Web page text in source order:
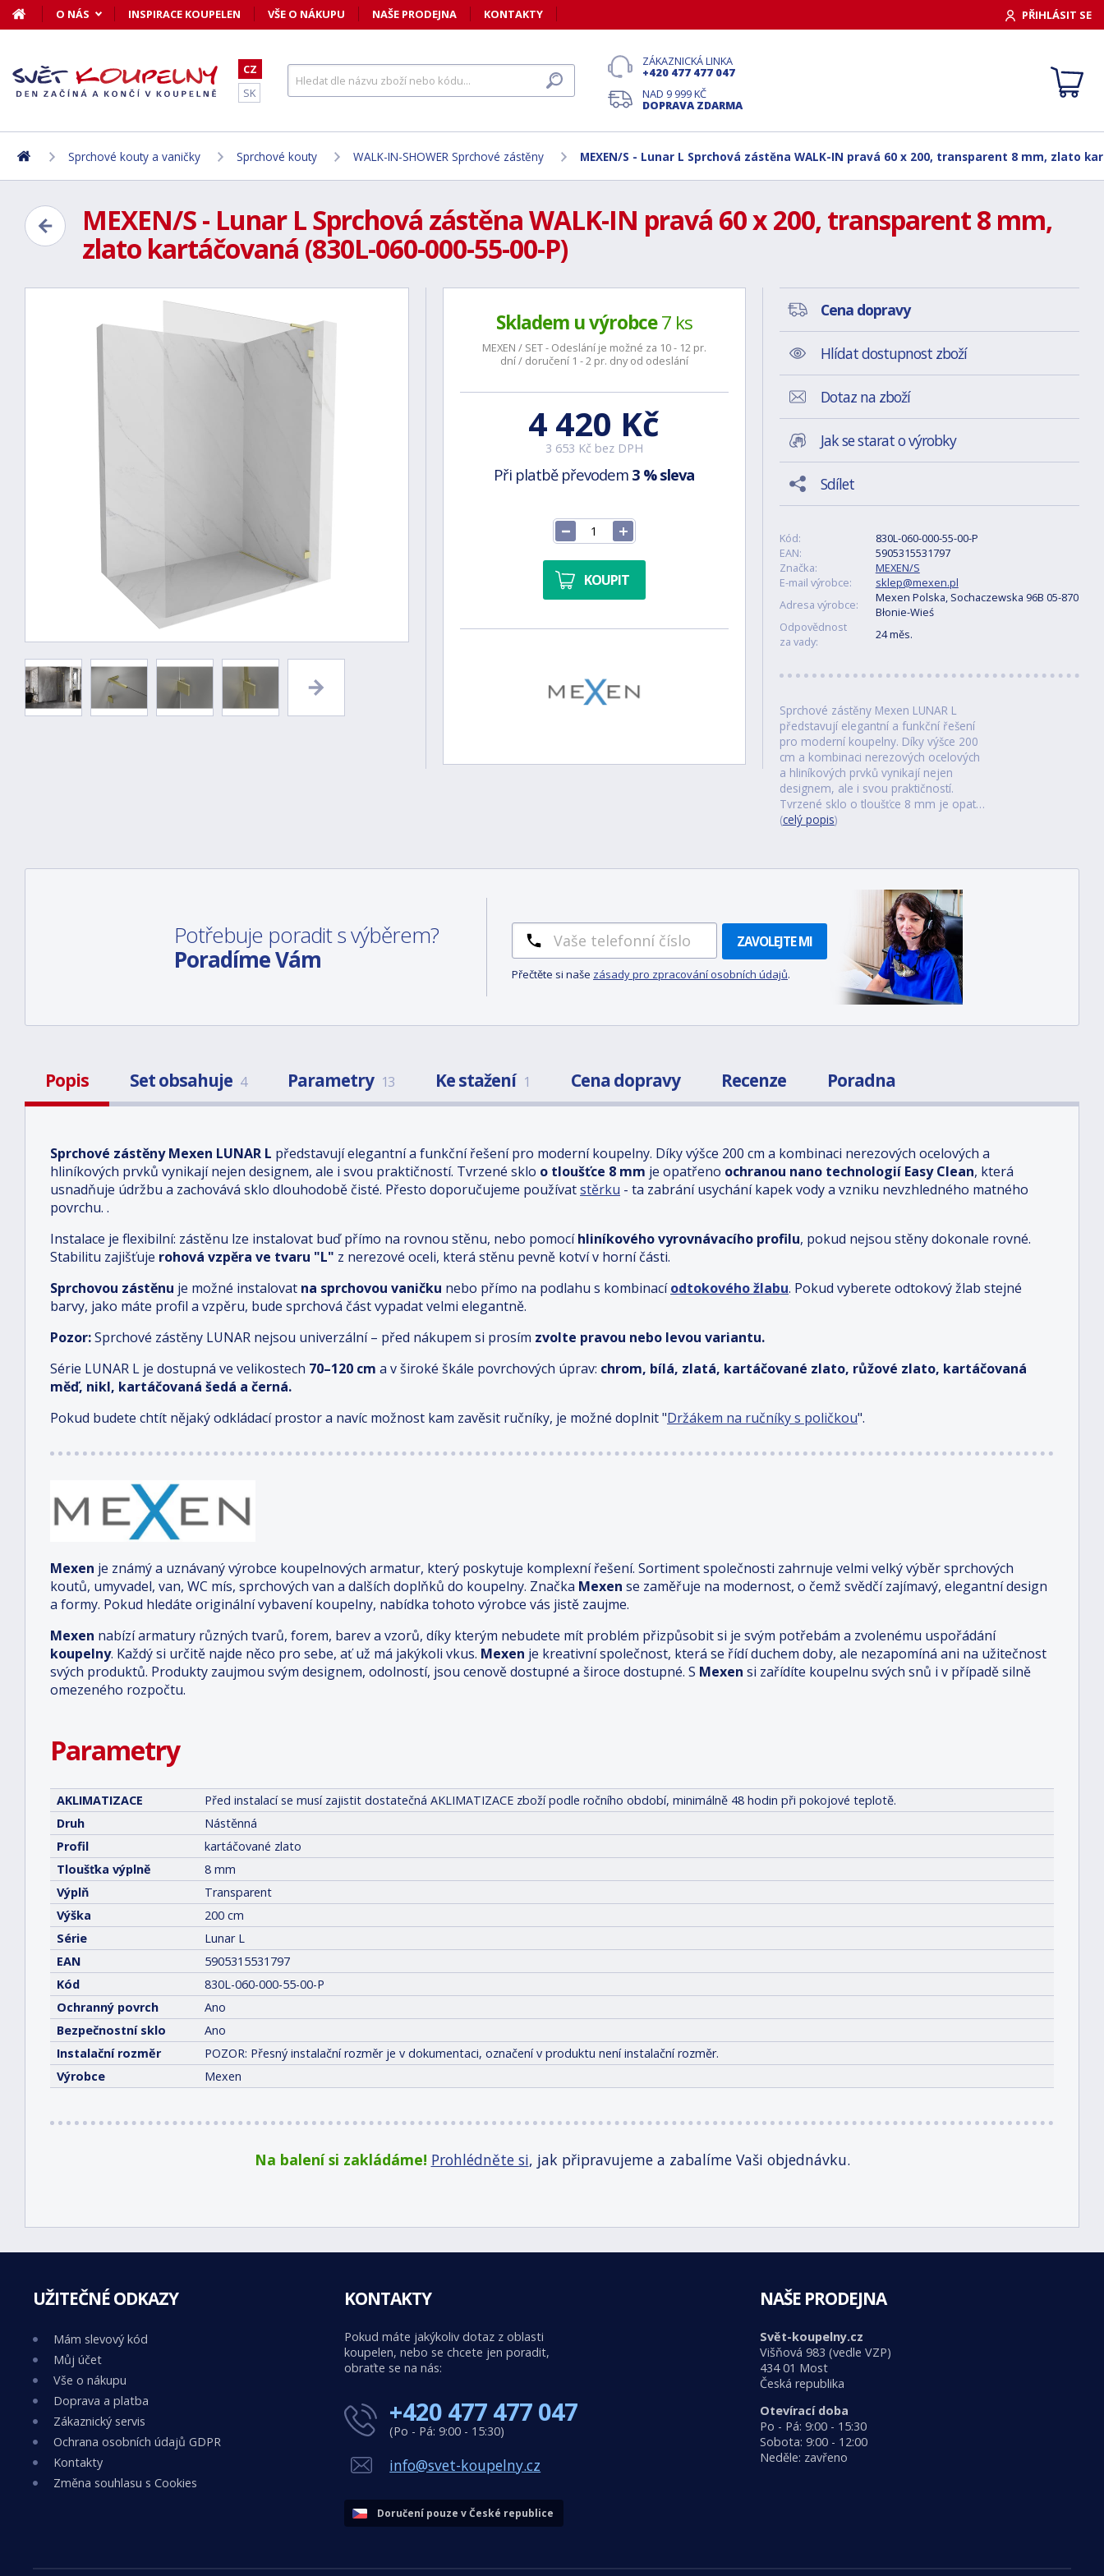
O NÁS INSPIRACE KOUPELEN VŠE O NÁKUPU NAŠE PRODEJNA KONTAKTY PŘIHLÁSIT SE
CZ
SK
ZÁKAZNICKÁ LINKA
+420 477 477 047
NAD 9 999 KČ
DOPRAVA ZDARMA
Sprchové kouty a vaničky Sprchové kouty WALK-IN-SHOWER Sprchové zástěny MEXEN/S - Lunar L Sprchová zástěna WALK-IN pravá 60 x 200, transparent 8 mm, zlato
MEXEN/S - Lunar L Sprchová zástěna WALK-IN pravá 60 x 200, transparent 8 mm,
zlato kartáčovaná (830L-060-000-55-00-P)
Skladem u výrobce7 ks
MEXEN / SET - Odeslání je možné za 10 - 12 pr.
dní / doručení 1 - 2 pr. dny od odeslání
4 420 Kč
3 653 Kč bez DPH
Při platbě převodem 3 % sleva
KOUPIT
Cena dopravy
Hlídat dostupnost zboží
Dotaz na zboží
Jak se starat o výrobky
Sdílet
Kód:
830L-060-000-55-00-P
EAN:
5905315531797
Značka:
MEXEN/S
E-mail výrobce:
sklep@mexen.pl
Adresa výrobce:
Mexen Polska, Sochaczewska 96B 05-870
Błonie-Wieś
Odpovědnost
za vady:
24 měs.
Sprchové zástěny Mexen LUNAR L
představují elegantní a funkční řešení
pro moderní koupelny. Díky výšce 200
cm a kombinaci nerezových ocelových
a hliníkových prvků vynikají nejen
designem, ale i svou praktičností.
Tvrzené sklo o tloušťce 8 mm je opat…
(celý popis)
Potřebuje poradit s výběrem?
Poradíme Vám
ZAVOLEJTE MI
Přečtěte si naše zásady pro zpracování osobních údajů.
Popis Set obsahuje 4 Parametry 13 Ke stažení 1 Cena dopravy Recenze Poradna
Sprchové zástěny Mexen LUNAR L představují elegantní a funkční řešení pro moderní koupelny. Díky výšce 200 cm a kombinaci nerezových ocelových a
hliníkových prvků vynikají nejen designem, ale i svou praktičností. Tvrzené sklo o tloušťce 8 mm je opatřeno ochranou nano technologií Easy Clean, která
usnadňuje údržbu a zachovává sklo dlouhodobě čisté. Přesto doporučujeme používatstěrku - ta zabrání usychání kapek vody a vzniku nevzhledného matného
povrchu. .
Instalace je flexibilní: zástěnu lze instalovat buď přímo na rovnou stěnu, nebo pomocíhliníkového vyrovnávacího profilu, pokud nejsou stěny dokonale rovné.
Stabilitu zajišťuje rohová vzpěra ve tvaru "L" z nerezové oceli, která stěnu pevně kotví v horní části.
Sprchovou zástěnu je možné instalovat na sprchovou vaničku nebo přímo na podlahu s kombinací odtokového žlabu. Pokud vyberete odtokový žlab stejné
barvy, jako máte profil a vzpěru, bude sprchová část vypadat velmi elegantně.
Pozor:Sprchové zástěny LUNAR nejsou univerzální – před nákupem si prosím zvolte pravou nebo levou variantu.
Série LUNAR L je dostupná ve velikostech 70–120 cm a v široké škále povrchových úprav: chrom, bílá, zlatá, kartáčované zlato, růžové zlato, kartáčovaná
měď, nikl, kartáčovaná šedá a černá.
Pokud budete chtít nějaký odkládací prostor a navíc možnost kam zavěsit ručníky, je možné doplnit "Držákem na ručníky s poličkou".
Mexen je známý a uznávaný výrobce koupelnových armatur, který poskytuje komplexní řešení. Sortiment společnosti zahrnuje velmi velký výběr sprchových
koutů, umyvadel, van, WC mís, sprchových van a dalších doplňků do koupelny. Značka Mexen se zaměřuje na modernost, o čemž svědčí zajímavý, elegantní design
a formy. Pokud hledáte originální vybavení koupelny, nabídka tohoto výrobce vás jistě zaujme.
Mexen nabízí armatury různých tvarů, forem, barev a vzorů, díky kterým nebudete mít problém přizpůsobit si je svým potřebám a zvolenému uspořádání
koupelny. Každý si určitě najde něco pro sebe, ať už má jakýkoli vkus. Mexen je kreativní společnost, která se řídí duchem doby, ale nezapomíná ani na užitečnost
svých produktů. Produkty zaujmou svým designem, odolností, jsou cenově dostupné a široce dostupné. S Mexen si zařídíte koupelnu svých snů i v případě silně
omezeného rozpočtu.
Parametry
AKLIMATIZACE
Před instalací se musí zajistit dostatečná AKLIMATIZACE zboží podle ročního období, minimálně 48 hodin při pokojové teplotě.
Druh
Nástěnná
Profil
kartáčované zlato
Tloušťka výplně
8 mm
Výplň
Transparent
Výška
200 cm
Série
Lunar L
EAN
5905315531797
Kód
830L-060-000-55-00-P
Ochranný povrch
Ano
Bezpečnostní sklo
Ano
Instalační rozměr
POZOR: Přesný instalační rozměr je v dokumentaci, označení v produktu není instalační rozměr.
Výrobce
Mexen
Na balení si zakládáme! Prohlédněte si, jak připravujeme a zabalíme Vaši objednávku.
UŽITEČNÉ ODKAZY
Mám slevový kód
Můj účet
Vše o nákupu
Doprava a platba
Zákaznický servis
Ochrana osobních údajů GDPR
Kontakty
Změna souhlasu s Cookies
KONTAKTY
Pokud máte jakýkoliv dotaz z oblasti
koupelen, nebo se chcete jen poradit,
obraťte se na nás:
+420 477 477 047
(Po - Pá: 9:00 - 15:30)
info@svet-koupelny.cz
Doručení pouze v České republice
NAŠE PRODEJNA
Svět-koupelny.cz
Višňová 983 (vedle VZP)
434 01 Most
Česká republika
Otevírací doba
Po - Pá: 9:00 - 15:30
Sobota: 9:00 - 12:00
Neděle: zavřeno